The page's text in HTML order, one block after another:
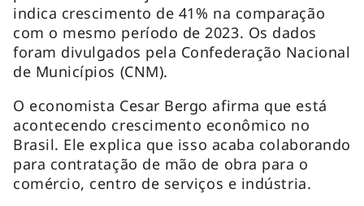
indica crescimento de 41% na comparação
com o mesmo período de 2023. Os dados
foram divulgados pela Confederação Nacional
de Municípios (CNM).
O economista Cesar Bergo afirma que está
acontecendo crescimento econômico no
Brasil. Ele explica que isso acaba colaborando
para contratação de mão de obra para o
comércio, centro de serviços e indústria.